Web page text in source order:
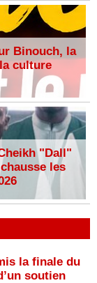
Binouch, la
culture
"Dall"
les
la finale du
soutien